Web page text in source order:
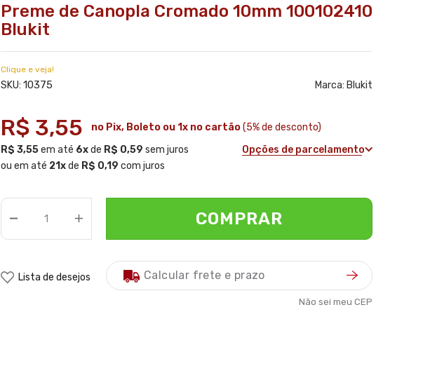
Preme de Canopla Cromado 10mm 100102410
Blukit
Clique e veja!
SKU: 10375 Marca: Blukit
R$ 3,55 no Pix, Boleto ou 1x no cartão(5% de desconto)
R$ 3,55em até 6xde R$ 0,59 sem juros
ou em até 21xde R$ 0,19 com juros
Opções de parcelamento
COMPRAR
Lista de desejos
Não sei meu CEP